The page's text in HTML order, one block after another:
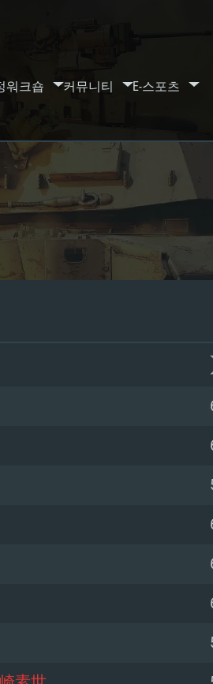
워크숍 커뮤니티 E-스포츠
시스템